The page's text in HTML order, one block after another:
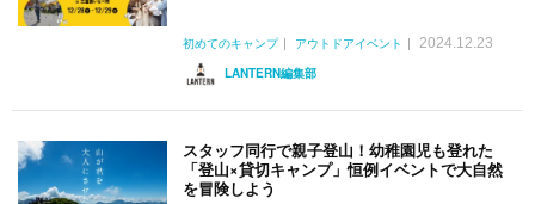
初めてのキャンプ アウトドアイベント
2024.12.23
LANTERN編集部
スタッフ同行で親子登山！幼稚園児も登れた
「登山×貸切キャンプ」恒例イベントで大自然
を冒険しよう